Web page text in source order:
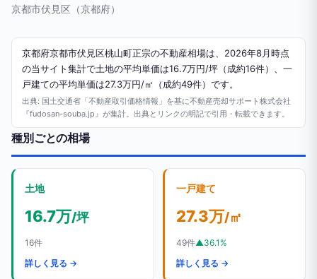
京都市伏見区（京都府）
京都府京都市伏見区桃山町正宗の不動産相場は、2026年8月時点
の当サイト集計で土地の平均単価は16.7万円/坪（成約16件）、一
戸建ての平均単価は27.3万円/㎡（成約49件）です。
出典: 国土交通省「不動産取引価格情報」を基に不動産売却サポート株式会社
『fudosan-souba.jp』が集計。出典とリンクの明記で引用・転載できます。
種別ごとの相場
土地
16.7万/坪
16件
詳しく見る →
一戸建て
27.3万/㎡
49件▲36.1%
詳しく見る →